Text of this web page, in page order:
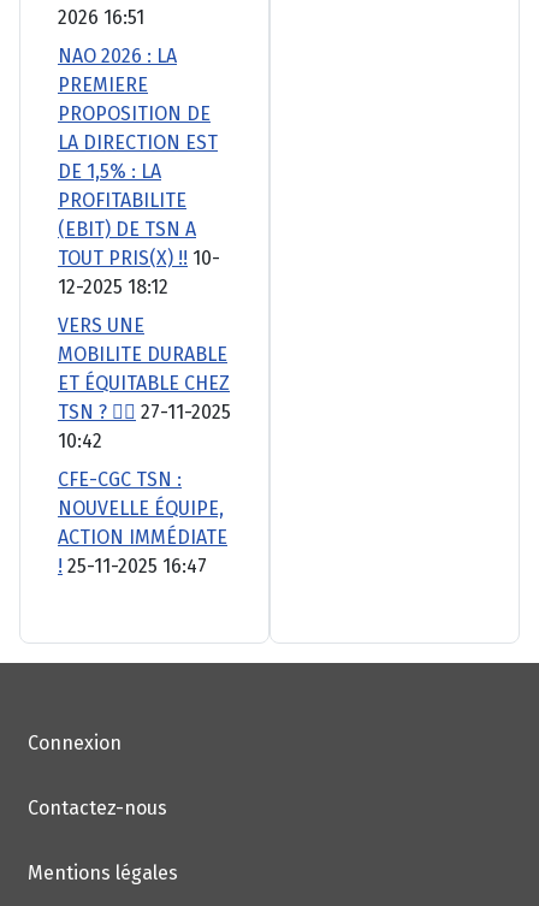
2026 16:51
NAO 2026 : LA
PREMIERE
PROPOSITION DE
LA DIRECTION EST
DE 1,5% : LA
PROFITABILITE
(EBIT) DE TSN A
TOUT PRIS(X) !! 10-
12-2025 18:12
VERS UNE
MOBILITE DURABLE
ET ÉQUITABLE CHEZ
TSN ? 🚴‍♂️ 27-11-2025
10:42
CFE-CGC TSN :
NOUVELLE ÉQUIPE,
ACTION IMMÉDIATE
! 25-11-2025 16:47
Connexion
Contactez-nous
Mentions légales